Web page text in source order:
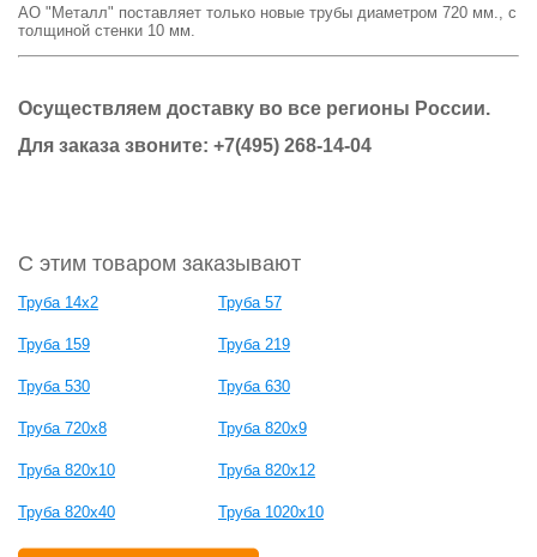
АО "Металл" поставляет только новые трубы диаметром 720 мм., с
толщиной стенки 10 мм.
Осуществляем доставку во все регионы России.
Для заказа звоните: +7(495) 268-14-04
С этим товаром заказывают
Труба 14х2 Труба 57
Труба 159 Труба 219
Труба 530 Труба 630
Труба 720х8 Труба 820х9
Труба 820х10 Труба 820х12
Труба 820х40 Труба 1020х10